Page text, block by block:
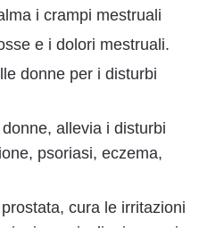
i crampi mestruali
e i dolori mestruali.
donne per i disturbi
allevia i disturbi
psoriasi, eczema,
cura le irritazioni